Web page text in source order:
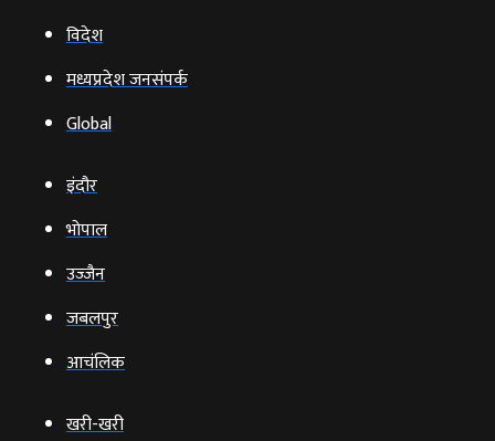
विदेश
मध्यप्रदेश जनसंपर्क
Global
इंदौर
भोपाल
उज्‍जैन
जबलपुर
आचंलिक
खरी-खरी